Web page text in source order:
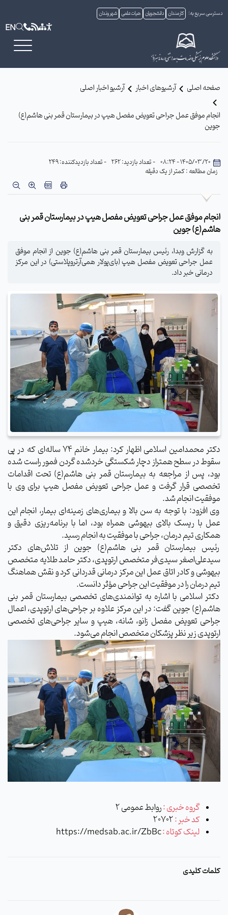
دسترسی سریع به: کارمندان دانشجویان هیات علمی شهروندان
EN
صفحه اصلی آرشیوهای اخبار آرشیو اخبار اصلی
انجام موفق عمل جراحی تعویض مفصل هیپ در بیمارستان قمر بنی هاشم(ع)
جوین
1405/03/20 - 08:24 - تعداد بازدید: 262
- تعداد بازدیدکننده: 249
زمان مطالعه : کمتر از یک دقیقه
انجام موفق عمل جراحی تعویض مفصل هیپ در بیمارستان قمر بنی
هاشم(ع) جوین
به گزارش وبدا، رئیس بیمارستان قمر بنی هاشم(ع) جوین از انجام موفق
عمل جراحی تعویض مفصل هیپ (بای‌پولار همی‌آرتروپلاستی) در این مرکز
درمانی خبر داد.
دکتر محمدامین اسلامی اظهار کرد: بیمار خانم ۷۴ ساله‌ای که در پی
سقوط در سطح همتراز دچار شکستگی خردشده گردن فمور راست شده
بود، پس از مراجعه به بیمارستان قمر بنی هاشم(ع) تحت اقدامات
تخصصی قرار گرفت و عمل جراحی تعویض مفصل هیپ برای وی با
موفقیت انجام شد.
وی افزود: با توجه به سن بالا و بیماری‌های زمینه‌ای بیمار، انجام این
عمل با ریسک بالای بیهوشی همراه بود، اما با برنامه‌ریزی دقیق و
همکاری تیم درمان، جراحی با موفقیت به انجام رسید.
رئیس بیمارستان قمر بنی هاشم(ع) جوین از تلاش‌های دکتر
سیدعلی‌اصغر سیدی‌فر متخصص ارتوپدی، دکتر حامد طلایه متخصص
بیهوشی و کادر اتاق عمل این مرکز درمانی قدردانی کرد و نقش هماهنگ
تیم درمان را در موفقیت این جراحی مؤثر دانست.
دکتر اسلامی با اشاره به توانمندی‌های تخصصی بیمارستان قمر بنی
هاشم(ع) جوین گفت: در این مرکز علاوه بر جراحی‌های ارتوپدی، اعمال
جراحی تعویض مفصل زانو، شانه، هیپ و سایر جراحی‌های تخصصی
ارتوپدی زیر نظر پزشکان متخصص انجام می‌شود.
گروه خبری :روابط عمومی 2
کد خبر :20702
لینک کوتاه :https://medsab.ac.ir/ZbBc
کلمات کلیدی